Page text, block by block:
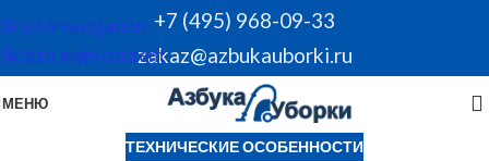
Skip to navigation
Skip to main content
+7 (495) 968-09-33
zakaz@azbukauborki.ru
МЕНЮ
ТЕХНИЧЕСКИЕ ОСОБЕННОСТИ